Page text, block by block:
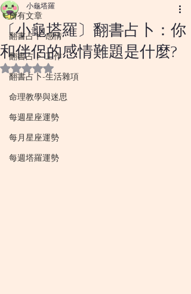
所有文章
翻書占卜-感情
翻書占卜-工作
翻書占卜-生活雜項
命理教學與迷思
每週星座運勢
每月星座運勢
每週塔羅運勢
〔小龜塔羅〕翻書占卜：你
和伴侶的感情難題是什麼?
小龜塔羅
評等為 NaN（最高為 5 顆星）。